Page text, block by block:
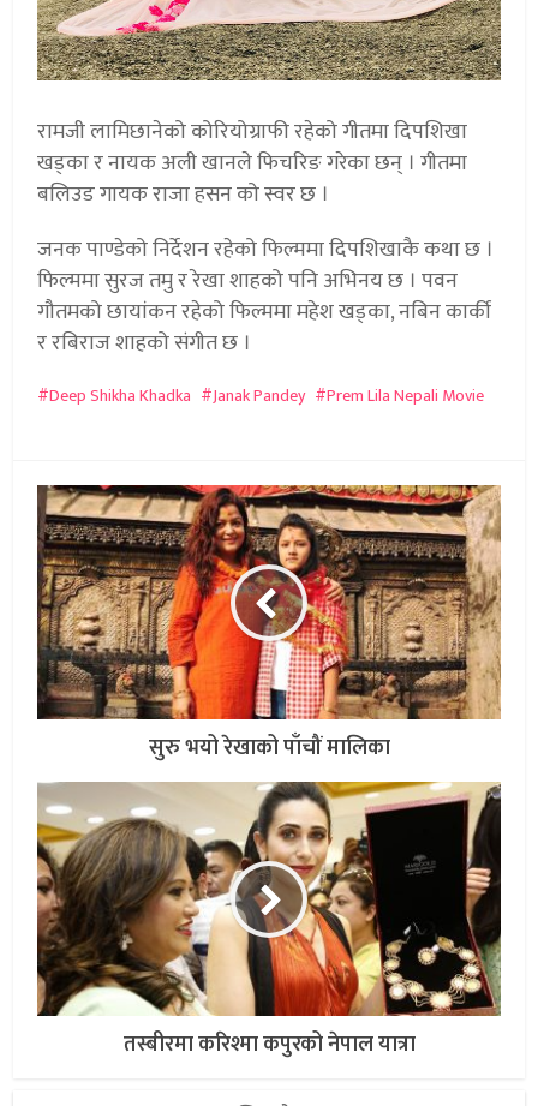
रामजी लामिछानेको कोरियोग्राफी रहेको गीतमा दिपशिखा
खड्का र नायक अली खानले फिचरिङ गरेका छन् । गीतमा
बलिउड गायक राजा हसन को स्वर छ ।
जनक पाण्डेको निर्देशन रहेको फिल्ममा दिपशिखाकै कथा छ ।
फिल्ममा सुरज तमु र रेखा शाहको पनि अभिनय छ । पवन
गौतमको छायांकन रहेको फिल्ममा महेश खड्का, नबिन कार्की
र रबिराज शाहको संगीत छ ।
Deep Shikha Khadka Janak Pandey Prem Lila Nepali Movie
सुरु भयो रेखाको पाँचौं मालिका
तस्बीरमा करिश्मा कपुरको नेपाल यात्रा